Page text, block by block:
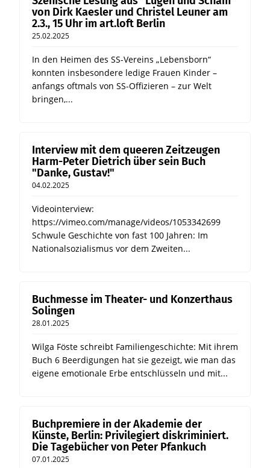
von Dirk Kaesler und Christel Leuner am
2.3., 15 Uhr im art.loft Berlin
25.02.2025
In den Heimen des SS-Vereins „Lebensborn“
konnten insbesondere ledige Frauen Kinder –
anfangs oftmals von SS-Offizieren – zur Welt
bringen,...
Interview mit dem queeren Zeitzeugen
Harm-Peter Dietrich über sein Buch
"Danke, Gustav!"
04.02.2025
Videointerview:
https://vimeo.com/manage/videos/1053342699
Schwule Geschichte von fast 100 Jahren: Im
Nationalsozialismus vor dem Zweiten...
Buchmesse im Theater- und Konzerthaus
Solingen
28.01.2025
Wilga Föste schreibt Familiengeschichte: Mit ihrem
Buch 6 Beerdigungen hat sie gezeigt, wie man das
eigene emotionale Erbe entschlüsseln und mit...
Buchpremiere in der Akademie der
Künste, Berlin: Privilegiert diskriminiert.
Die Tagebücher von Peter Pfankuch
07.01.2025